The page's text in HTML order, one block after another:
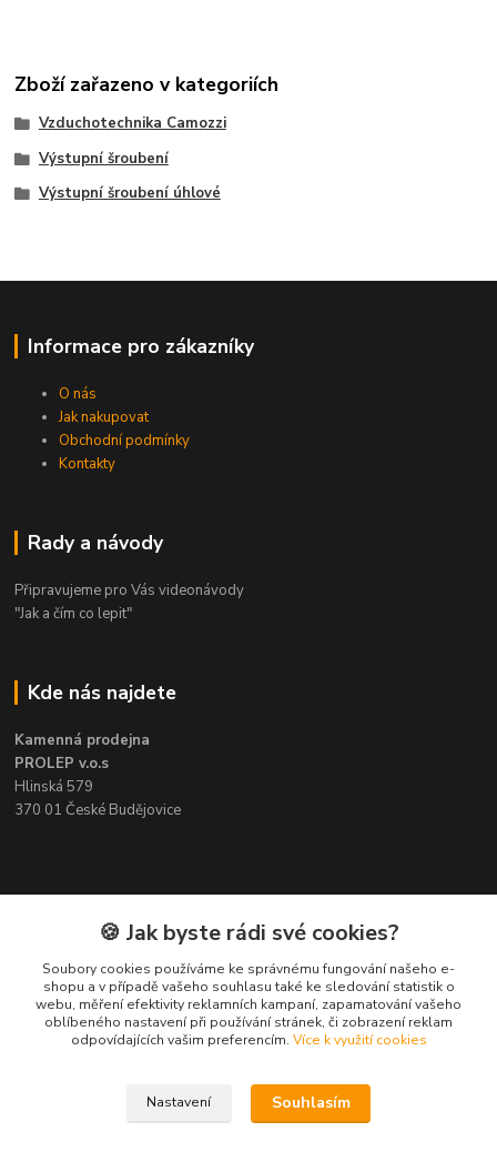
Zboží zařazeno v kategoriích
Vzduchotechnika Camozzi
Výstupní šroubení
Výstupní šroubení úhlové
Informace pro zákazníky
O nás
Jak nakupovat
Obchodní podmínky
Kontakty
Rady a návody
Připravujeme pro Vás videonávody
"Jak a čím co lepit"
Kde nás najdete
Kamenná prodejna
PROLEP v.o.s
Hlinská 579
370 01 České Budějovice
Kontakt
Pavel Šedivý
+420 602 148 895
Pracovní doba PO - PÁ: 8,00-16,30
🍪 Jak byste rádi své cookies?
Soubory cookies používáme ke správnému fungování našeho e-
shopu a v případě vašeho souhlasu také ke sledování statistik o
webu, měření efektivity reklamních kampaní, zapamatování vašeho
oblíbeného nastavení při používání stránek, či zobrazení reklam
odpovídajících vašim preferencím. Více k využití cookies
Nastavení Souhlasím